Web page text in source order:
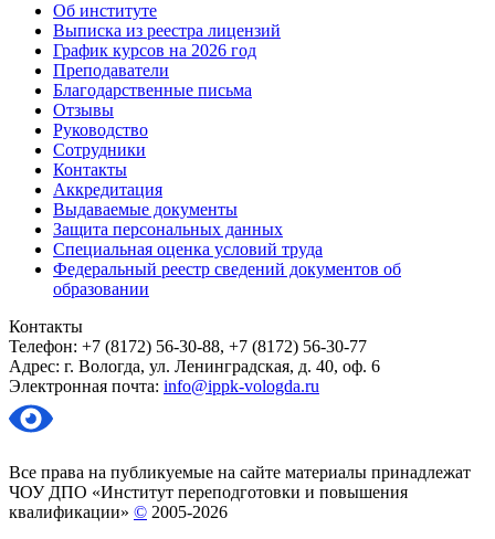
Об институте
Выписка из реестра лицензий
График курсов на 2026 год
Преподаватели
Благодарственные письма
Отзывы
Руководство
Сотрудники
Контакты
Аккредитация
Выдаваемые документы
Защита персональных данных
Специальная оценка условий труда
Федеральный реестр сведений документов об
образовании
Контакты
Телефон: +7 (8172) 56-30-88, +7 (8172) 56-30-77
Адрес: г. Вологда, ул. Ленинградская, д. 40, оф. 6
Электронная почта: info@ippk-vologda.ru
Все права на публикуемые на сайте материалы принадлежат
ЧОУ ДПО «Институт переподготовки и повышения
квалификации» © 2005-2026